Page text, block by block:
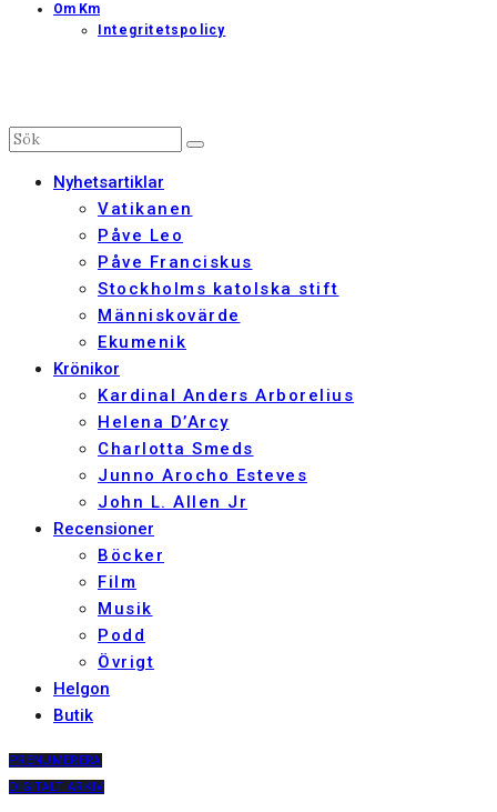
Om Km
Integritetspolicy
Nyhetsartiklar
Vatikanen
Påve Leo
Påve Franciskus
Stockholms katolska stift
Människovärde
Ekumenik
Krönikor
Kardinal Anders Arborelius
Helena D’Arcy
Charlotta Smeds
Junno Arocho Esteves
John L. Allen Jr
Recensioner
Böcker
Film
Musik
Podd
Övrigt
Helgon
Butik
PRENUMERERA
DIGITALT ARKIV